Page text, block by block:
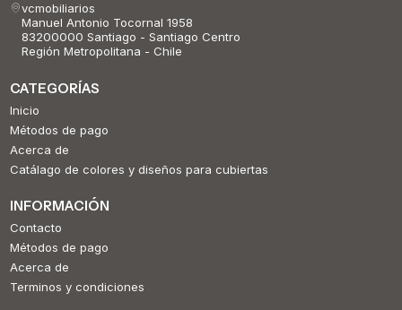
vcmobiliarios
Manuel Antonio Tocornal 1958
83200000 Santiago - Santiago Centro
Región Metropolitana - Chile
CATEGORÍAS
Inicio
Métodos de pago
Acerca de
Catálago de colores y diseños para cubiertas
INFORMACIÓN
Contacto
Métodos de pago
Acerca de
Terminos y condiciones